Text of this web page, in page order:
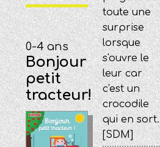
toute une
surprise
lorsque
s'ouvre le
leur car
c'est un
crocodile
qui en sort.
[SDM]
0-4 ans
Bonjour
petit
tracteur!